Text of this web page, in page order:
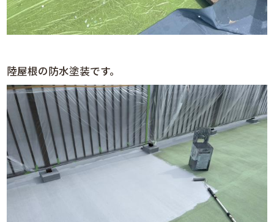
陸屋根の防水塗装です。